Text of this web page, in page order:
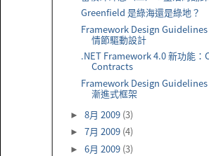
Greenfield 是綠海還是綠地？
Framework Design Guidelines
情節驅動設計
.NET Framework 4.0 新功能：
Contracts
Framework Design Guidelines
漸進式框架
► 8月 2009 (3)
► 7月 2009 (4)
► 6月 2009 (3)